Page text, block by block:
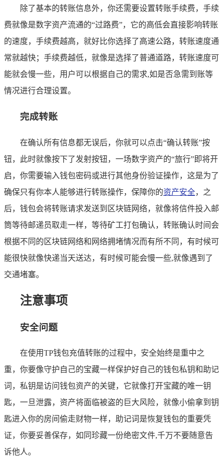
除了基本的转账信息外，你还需要设置转账手续费，手续
费就像是数字资产流通的“过路费”，它的高低会直接影响转账
的速度，手续费越高，就好比你选择了高速公路，转账速度通
常就越快；手续费越低，就像是选择了普通道路，转账速度可
能就会慢一些，用户可以根据自己的需求,如是否急需到账等
情况进行合理设置。
完成转账
在确认所有信息都无误后，你就可以点击“确认转账”按
钮，此时就像按下了发射按钮，一场数字资产的“旅行”即将开
启，你需要输入钱包密码或进行其他身份验证操作，这是为了
确保只有你本人能够进行转账操作，保障你的资产安全，之
后，钱包会将转账请求发送到区块链网络，就像将信件投入邮
筒等待邮递员取走一样，等待矿工打包确认，转账确认时间会
根据不同的区块链网络和网络拥堵情况而有所不同，有时候可
能很快就像快递当天送达，有时候可能会慢一些,就像遇到了
交通堵塞。
注意事项
安全问题
在使用TP钱包充值转账的过程中，安全始终是重中之
重，你要像守护自己的宝藏一样保护好自己的钱包私钥和助记
词，私钥是访问钱包资产的关键，它就像打开宝藏的唯一钥
匙，一旦泄露，资产将面临被盗的巨大风险，就像小偷拿到钥
匙进入你的房间偷走财物一样，助记词是恢复钱包的重要凭
证，你要妥善保存，如同珍藏一份绝密文件,千万不要随意告
诉他人。